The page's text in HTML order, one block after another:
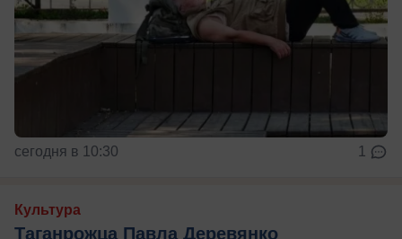
сегодня в 10:30 1
Культура
Таганрожца Павла Деревянко